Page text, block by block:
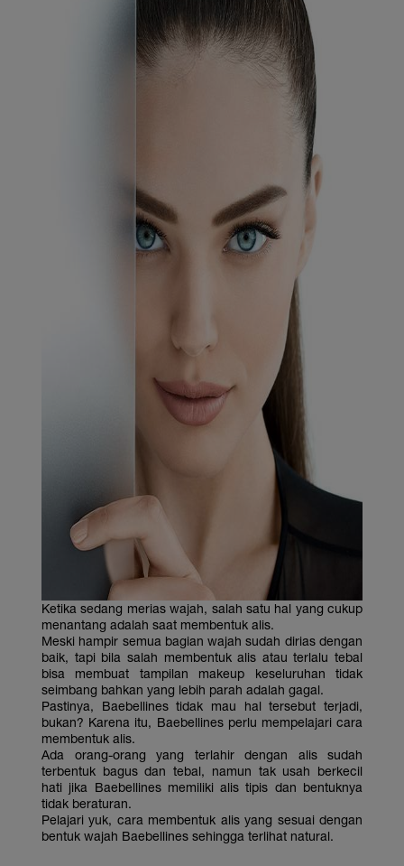
Ketika sedang merias wajah, salah satu hal yang cukup
menantang adalah saat membentuk alis.
Meski hampir semua bagian wajah sudah dirias dengan
baik, tapi bila salah membentuk alis atau terlalu tebal
bisa membuat tampilan makeup keseluruhan tidak
seimbang bahkan yang lebih parah adalah gagal.
Pastinya, Baebellines tidak mau hal tersebut terjadi,
bukan? Karena itu, Baebellines perlu mempelajari cara
membentuk alis.
Ada orang-orang yang terlahir dengan alis sudah
terbentuk bagus dan tebal, namun tak usah berkecil
hati jika Baebellines memiliki alis tipis dan bentuknya
tidak beraturan.
Pelajari yuk, cara membentuk alis yang sesuai dengan
bentuk wajah Baebellines sehingga terlihat natural.